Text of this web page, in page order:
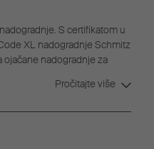
S certifikatom u
XL nadogradnje Schmitz
nadogradnje za
Pročitajte više